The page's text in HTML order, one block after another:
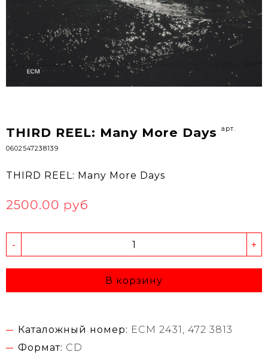
THIRD REEL: Many More Days арт.
0602547238139
THIRD REEL: Many More Days
2500.00 руб
- +
В корзину
Каталожный номер: ECM 2431, 472 3813
Формат: CD